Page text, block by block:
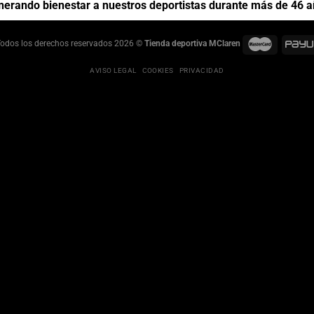
bienestar a nuestros deportistas durante más de 46
los derechos reservados 2026 © Tienda deportiva MClaren
AVISO LEGAL COOKIES PRIVACIDAD